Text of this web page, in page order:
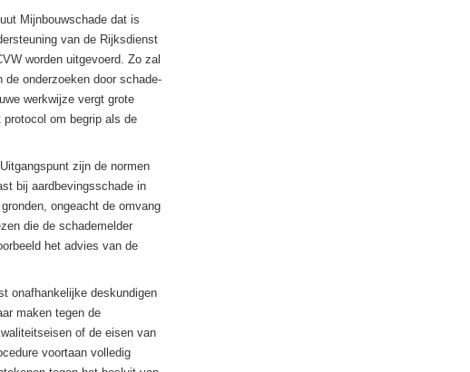
Mijnbouwschade dat is
van de Rijksdienst
worden uitgevoerd. Zo zal
onderzoeken door schade-
werkwijze vergt grote
om begrip als de
zijn de normen
bij aardbevingsschade in
ongeacht de omvang
die de schademelder
het advies van de
onafhankelijke deskundigen
maken tegen de
of de eisen van
voortaan volledig